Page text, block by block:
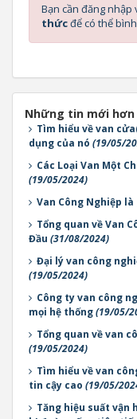
Bạn cần đăng nhập
thứcđể có thể
Những tin mới hơn
Tìm hiểu về van
dụng của nó (19/05/
Các Loại Van Một
(19/05/2024)
Van Công Nghiệp là
Tổng quan về Van
Đầu (31/08/2024)
Đại lý van công
(19/05/2024)
Công ty van công
mọi hệ thống(19/05/
Tổng quan về van
(19/05/2024)
Tìm hiểu về van
tin cậy cao (19/05/
Tăng hiệu suất vận